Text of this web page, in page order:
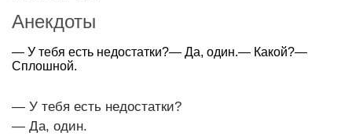
Анекдоты
— У тебя есть недостатки?— Да, один.— Какой?—
Сплошной.
— У тебя есть недостатки?
— Да, один.